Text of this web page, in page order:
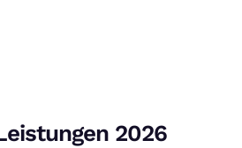
2026